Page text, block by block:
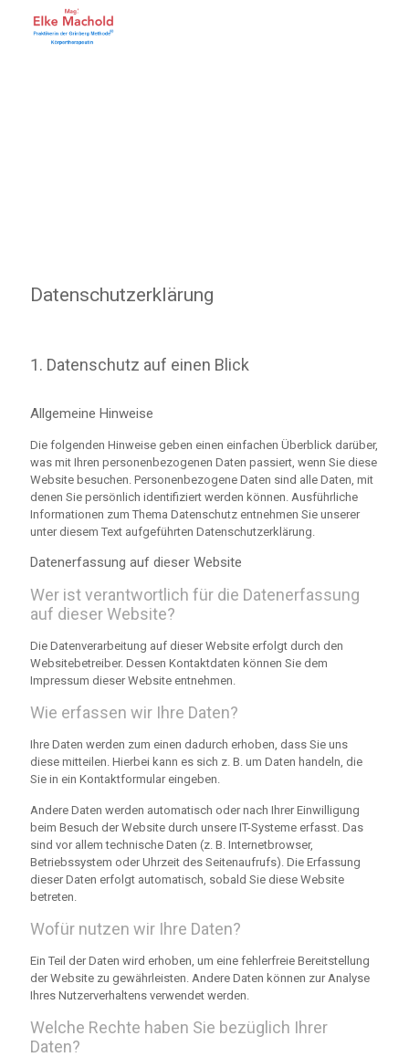
Datenschutz­erklärung
1. Datenschutz auf einen Blick
Allgemeine Hinweise
Die folgenden Hinweise geben einen einfachen Überblick darüber,
was mit Ihren personenbezogenen Daten passiert, wenn Sie diese
Website besuchen. Personenbezogene Daten sind alle Daten, mit
denen Sie persönlich identifiziert werden können. Ausführliche
Informationen zum Thema Datenschutz entnehmen Sie unserer
unter diesem Text aufgeführten Datenschutzerklärung.
Datenerfassung auf dieser Website
Wer ist verantwortlich für die Datenerfassung
auf dieser Website?
Die Datenverarbeitung auf dieser Website erfolgt durch den
Websitebetreiber. Dessen Kontaktdaten können Sie dem
Impressum dieser Website entnehmen.
Wie erfassen wir Ihre Daten?
Ihre Daten werden zum einen dadurch erhoben, dass Sie uns
diese mitteilen. Hierbei kann es sich z. B. um Daten handeln, die
Sie in ein Kontaktformular eingeben.
Andere Daten werden automatisch oder nach Ihrer Einwilligung
beim Besuch der Website durch unsere IT-Systeme erfasst. Das
sind vor allem technische Daten (z. B. Internetbrowser,
Betriebssystem oder Uhrzeit des Seitenaufrufs). Die Erfassung
dieser Daten erfolgt automatisch, sobald Sie diese Website
betreten.
Wofür nutzen wir Ihre Daten?
Ein Teil der Daten wird erhoben, um eine fehlerfreie Bereitstellung
der Website zu gewährleisten. Andere Daten können zur Analyse
Ihres Nutzerverhaltens verwendet werden.
Welche Rechte haben Sie bezüglich Ihrer
Daten?